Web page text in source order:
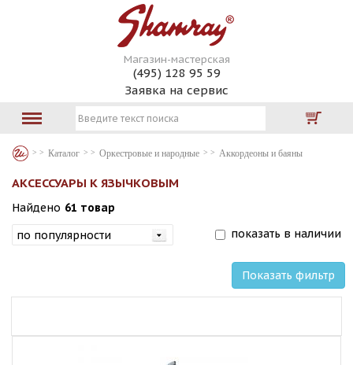
Магазин-мастерская
(495) 128 95 59
Заявка на сервис
Каталог Оркестровые и народные Аккордеоны и баяны
АКСЕССУАРЫ К ЯЗЫЧКОВЫМ
Найдено 61 товар
показать в наличии
Показать фильтр